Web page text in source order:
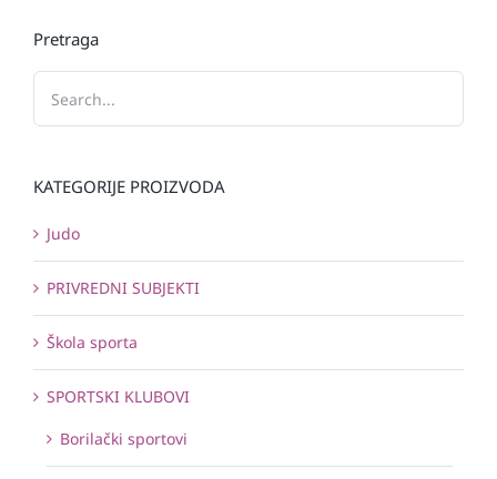
Pretraga
KATEGORIJE PROIZVODA
Judo
PRIVREDNI SUBJEKTI
Škola sporta
SPORTSKI KLUBOVI
Borilački sportovi